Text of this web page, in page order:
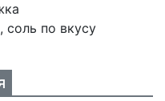
по вкусу